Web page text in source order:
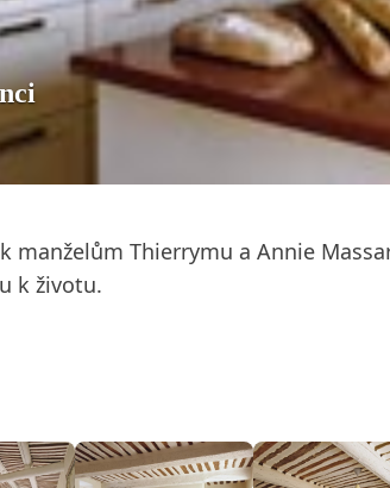
manželům Thierrymu a Annie
k životu.